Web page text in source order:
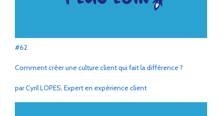
#62
Comment créer une culture client qui fait la différence ?
par Cyril LOPES, Expert en expérience client